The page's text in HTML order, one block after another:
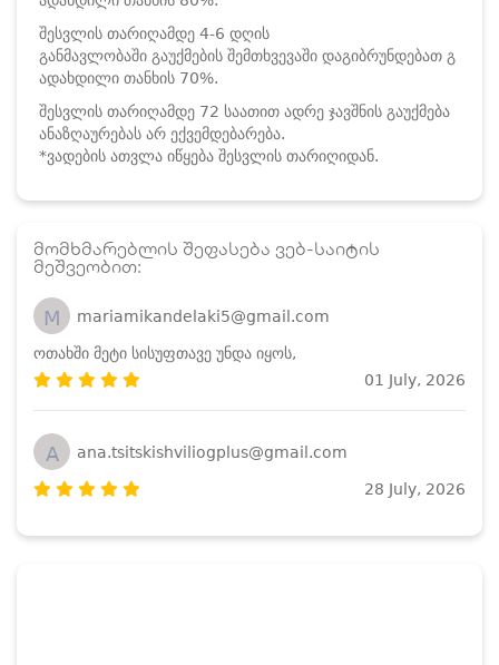
შესვლის თარიღამდე 4-6 დღის
განმავლობაში გაუქმების შემთხვევაში დაგიბრუნდებათ გ
ადახდილი თანხის 70%.
შესვლის თარიღამდე 72 საათით ადრე ჯავშნის გაუქმება
ანაზღაურებას არ ექვემდებარება.
*ვადების ათვლა იწყება შესვლის თარიღიდან.
მომხმარებლის შეფასება ვებ-საიტის
მეშვეობით:
M mariamikandelaki5@gmail.com
ოთახში მეტი სისუფთავე უნდა იყოს,
01 July, 2026
A ana.tsitskishviliogplus@gmail.com
28 July, 2026